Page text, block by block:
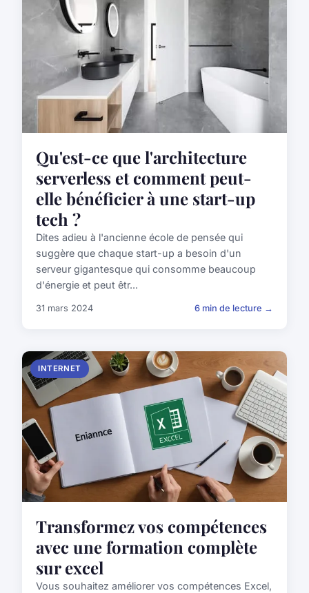
Qu'est-ce que l'architecture
serverless et comment peut-
elle bénéficier à une start-up
tech ?
Dites adieu à l'ancienne école de pensée qui
suggère que chaque start-up a besoin d'un
serveur gigantesque qui consomme beaucoup
d'énergie et peut êtr...
31 mars 2024 6 min de lecture →
INTERNET
Transformez vos compétences
avec une formation complète
sur excel
Vous souhaitez améliorer vos compétences Excel,